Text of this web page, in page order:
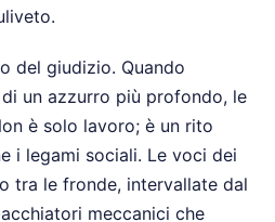
del giudizio. Quando
un azzurro più profondo, le
è solo lavoro; è un rito
i legami sociali. Le voci dei
tra le fronde, intervallate dal
meccanici che